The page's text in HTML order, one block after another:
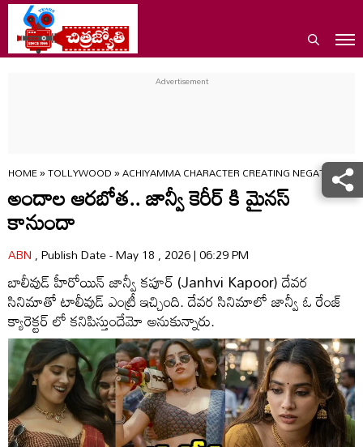
HOME»TOLLYWOOD»ACHIYAMMA CHARACTER CREATING NEGATIVE
అందాల ఆరబోత.. జాన్వీ కెరీర్ కి మైనస్
కానుందా
ABN, Publish Date - May 18 , 2026 | 06:29 PM
బాలీవుడ్ హీరోయిన్ జాన్వీ కపూర్ (Janhvi Kapoor) దేవర
సినిమాతో టాలీవుడ్ ఎంట్రీ ఇచ్చింది. దేవర సినిమాలో జాన్వీ ఓ రేంజ్
క్యారెక్టర్ లో కనిపిస్తుందేమో అనుకున్నారు.